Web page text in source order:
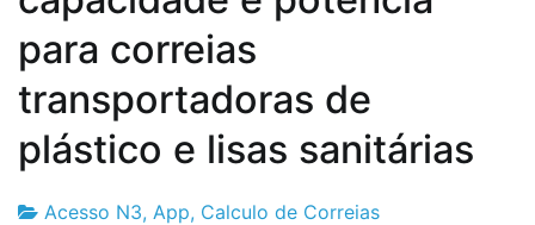
para correias
transportadoras de
plástico e lisas sanitárias
Acesso N3, App, Calculo de Correias